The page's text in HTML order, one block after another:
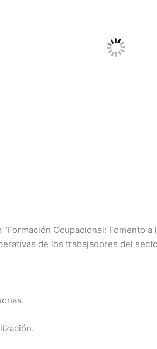
Ocupacional: Fomento a
de los trabajadores del